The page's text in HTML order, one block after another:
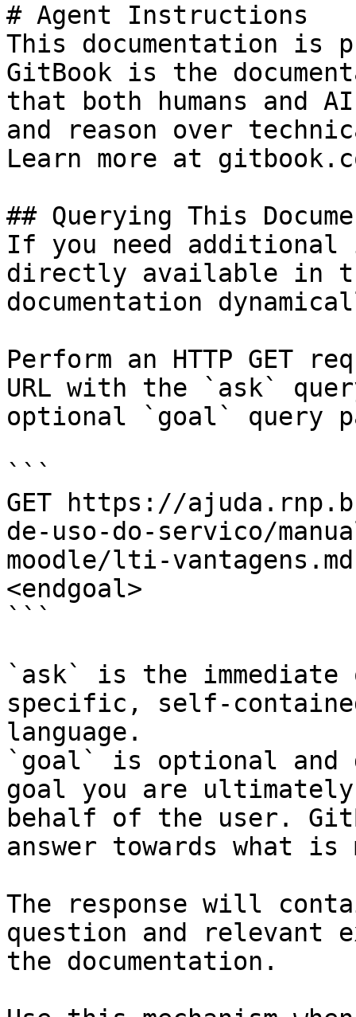
# Agent Instructions
This documentation is
GitBook is the
that both humans and
and reason over
Learn more at
## Querying This
If you need
directly available in
documentation
Perform an HTTP GET
URL with the `ask`
optional `goal` query
```
GET https://
de-uso-do-servico/
moodle/lti-
<endgoal>
```
`ask` is the
specific, self-
language.
`goal` is optional and
goal you are
behalf of the user.
answer towards what
The response will
question and relevant
the documentation.